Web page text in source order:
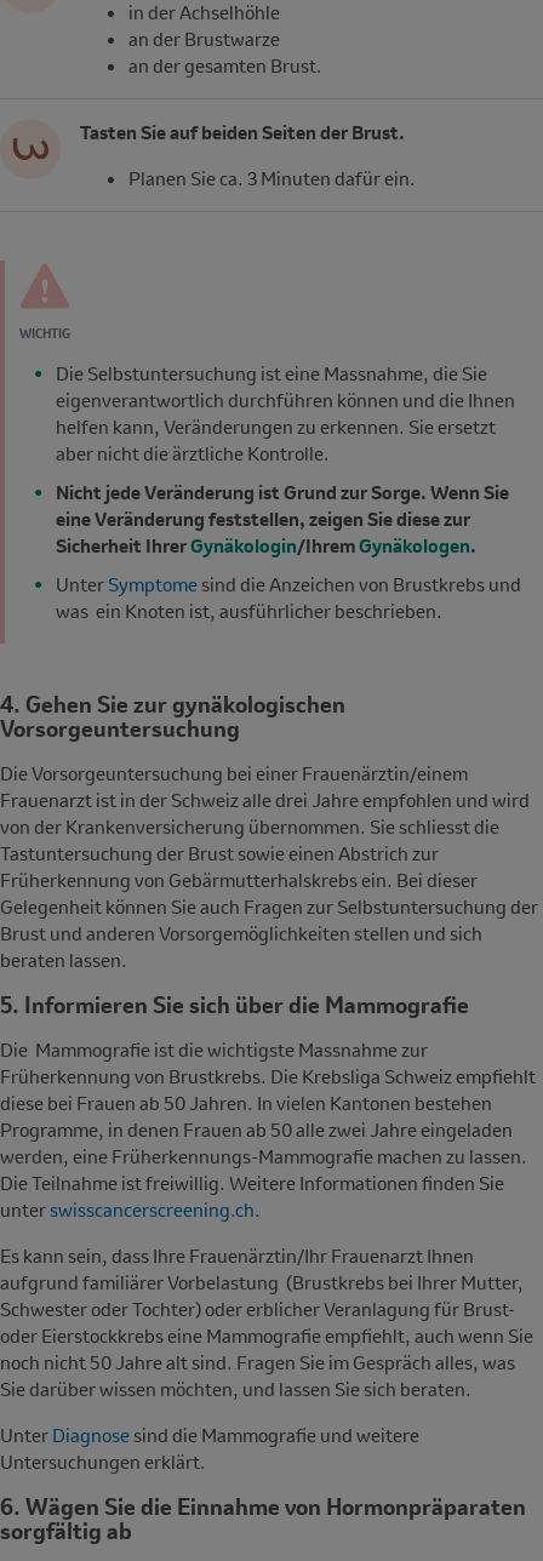
in der Achselhöhle
an der Brustwarze
an der gesamten Brust.
Tasten Sie auf beiden Seiten der Brust.
Planen Sie ca. 3 Minuten dafür ein.
WICHTIG
Die Selbstuntersuchung ist eine Massnahme, die Sie
eigenverantwortlich durchführen können und die Ihnen
helfen kann, Veränderungen zu erkennen. Sie ersetzt
aber nicht die ärztliche Kontrolle.
Nicht jede Veränderung ist Grund zur Sorge. Wenn Sie
eine Veränderung feststellen, zeigen Sie diese zur
Sicherheit IhrerGynäkologin/IhremGynäkologen.
Unter Symptome sind die Anzeichen von Brustkrebs und
was ein Knoten ist, ausführlicher beschrieben.
4. Gehen Sie zur gynäkologischen
Vorsorgeuntersuchung
Die Vorsorgeuntersuchung bei einer Frauenärztin/einem
Frauenarzt ist in der Schweiz alle drei Jahre empfohlen und wird
von der Krankenversicherung übernommen. Sie schliesst die
Tastuntersuchung der Brust sowie einen Abstrich zur
Früherkennung von Gebärmutterhalskrebs ein. Bei dieser
Gelegenheit können Sie auch Fragen zur Selbstuntersuchung der
Brust und anderen Vorsorgemöglichkeiten stellen und sich
beraten lassen.
5. Informieren Sie sich über die Mammografie
Die Mammografie ist die wichtigste Massnahme zur
Früherkennung von Brustkrebs. Die Krebsliga Schweiz empfiehlt
diese bei Frauen ab 50 Jahren. In vielen Kantonen bestehen
Programme, in denen Frauen ab 50 alle zwei Jahre eingeladen
werden, eine Früherkennungs-Mammografie machen zu lassen.
Die Teilnahme ist freiwillig. Weitere Informationen finden Sie
unterswisscancerscreening.ch.
Es kann sein, dass Ihre Frauenärztin/Ihr Frauenarzt Ihnen
aufgrund familiärer Vorbelastung (Brustkrebs bei Ihrer Mutter,
Schwester oder Tochter) oder erblicher Veranlagung für Brust-
oder Eierstockkrebs eine Mammografie empfiehlt, auch wenn Sie
noch nicht 50 Jahre alt sind. Fragen Sie im Gespräch alles, was
Sie darüber wissen möchten, und lassen Sie sich beraten.
Unter Diagnose sind die Mammografie und weitere
Untersuchungen erklärt.
6. Wägen Sie die Einnahme von Hormonpräparaten
sorgfältig ab